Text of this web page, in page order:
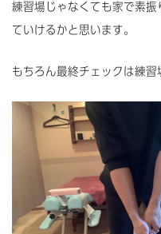
練習場じゃなくても家で素
ていけるかと思います。
もちろん最終チェックは練習